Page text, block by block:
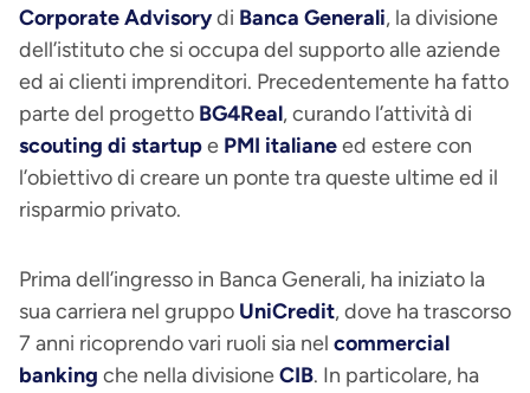
Corporate Advisorydi Banca Generali, la divisione
dell’istituto che si occupa del supporto alle aziende
ed ai clienti imprenditori. Precedentemente ha fatto
parte del progetto BG4Real, curando l’attività di
scouting di startupe PMI italianeed estere con
l’obiettivo di creare un ponte tra queste ultime ed il
risparmio privato.
Prima dell’ingresso in Banca Generali, ha iniziato la
sua carriera nel gruppo UniCredit, dove ha trascorso
7 anni ricoprendo vari ruoli sia nel commercial
banking che nella divisioneCIB. In particolare, ha